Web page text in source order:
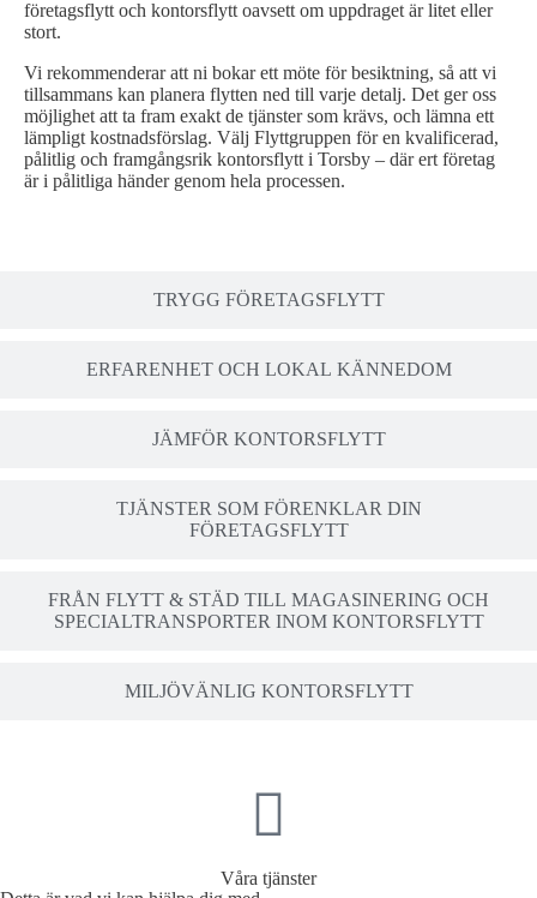
TRYGG FÖRETAGSFLYTT
ERFARENHET OCH LOKAL KÄNNEDOM
JÄMFÖR KONTORSFLYTT
TJÄNSTER SOM FÖRENKLAR DIN
FÖRETAGSFLYTT
FRÅN FLYTT & STÄD TILL MAGASINERING OCH
SPECIALTRANSPORTER INOM KONTORSFLYTT
MILJÖVÄNLIG KONTORSFLYTT
företagsflytt och kontorsflytt oavsett om uppdraget är litet eller
stort.
Vi rekommenderar att ni bokar ett möte för besiktning, så att vi
tillsammans kan planera flytten ned till varje detalj. Det ger oss
möjlighet att ta fram exakt de tjänster som krävs, och lämna ett
lämpligt kostnadsförslag. Välj Flyttgruppen för en kvalificerad,
pålitlig och framgångsrik kontorsflytt i Torsby – där ert företag
är i pålitliga händer genom hela processen.
Våra tjänster